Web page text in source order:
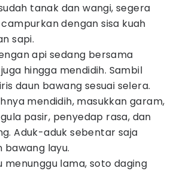
tanak dan wangi, segera
dengan sisa kuah
sapi.
api sedang bersama
hingga mendidih. Sambil
daun bawang sesuai selera.
mendidih, masukkan garam,
pasir, penyedap rasa, dan
Aduk-aduk sebentar saja
bawang layu.
menunggu lama, soto daging